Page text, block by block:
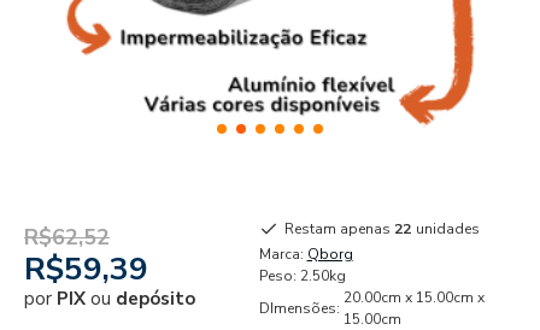
R$59,39
R$62,52
por PIX ou depósito
Restam apenas 22 unidades
Marca: Qborg
Peso: 2.50kg
DImensões:
20.00cm x 15.00cm x
15.00cm